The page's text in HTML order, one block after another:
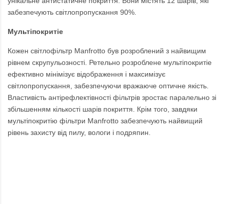
забезпечують світлопропускання 90%.
Мультіпокритіе
Кожен світлофільтр Manfrotto був розроблений з найвищим
рівнем скрупульозності. Ретельно розроблене мультіпокритіе
ефективно мінімізує відображення і максимізує
світлопропускання, забезпечуючи вражаюче оптичне якість.
Властивість антірефлектівності фільтрів зростає паралельно зі
збільшенням кількості шарів покриття. Крім того, завдяки
мультіпокритію фільтри Manfrotto забезпечують найвищий
рівень захисту від пилу, вологи і подряпин.